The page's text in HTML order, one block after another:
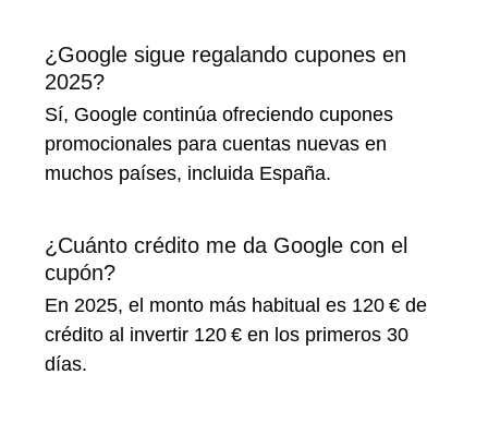
¿Google sigue regalando cupones en
2025?
Sí, Google continúa ofreciendo cupones
promocionales para cuentas nuevas en
muchos países, incluida España.
¿Cuánto crédito me da Google con el
cupón?
En 2025, el monto más habitual es 120 € de
crédito al invertir 120 € en los primeros 30
días.